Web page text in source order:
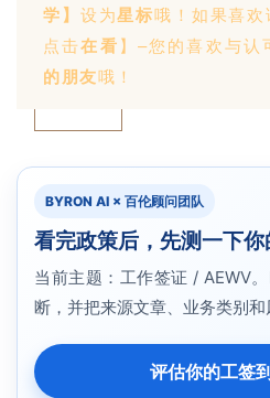
学】 设为星标哦！如果喜欢
点击在看】–您的喜欢与认
的朋友哦！
BYRON AI × 百伦顾问团队
看完政策后，先测一下
当前主题：工作签证 / AEWV
断，并把来源文章、业务类别和
评估你的工签